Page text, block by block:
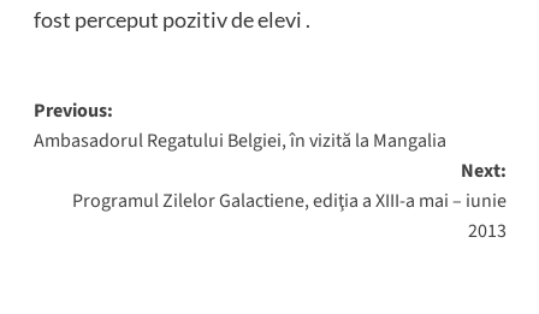
fost perceput pozitiv de elevi .
Post
navigation
Previous:
Ambasadorul Regatului Belgiei, în vizită la Mangalia
Next:
Programul Zilelor Galactiene, ediţia a XIII-a mai – iunie
2013